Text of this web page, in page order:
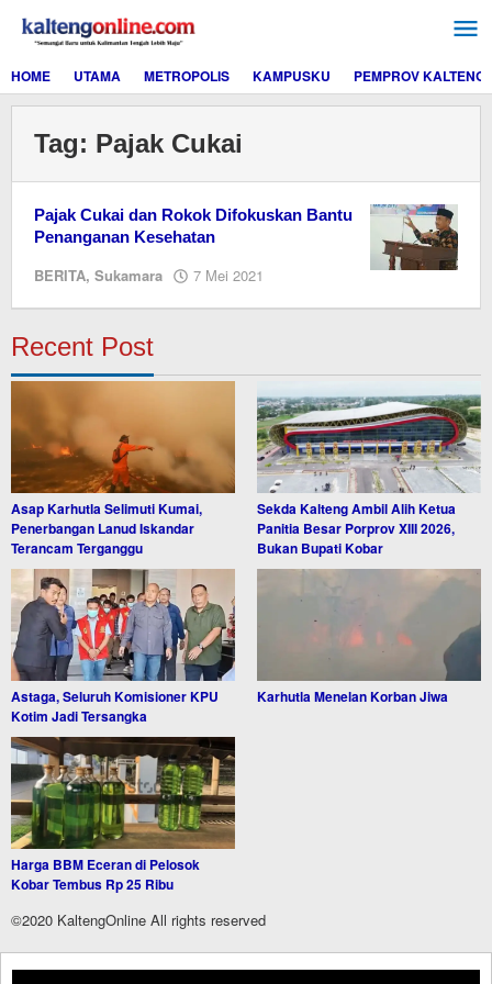
konten
HOME
UTAMA METROPOLIS KAMPUSKU PEMPROV KALTENG
Tag: Pajak Cukai
Pajak Cukai dan Rokok Difokuskan Bantu
Penanganan Kesehatan
BERITA, Sukamara 7 Mei 2021
Recent Post
Asap Karhutla Selimuti Kumai,
Penerbangan Lanud Iskandar
Terancam Terganggu
Sekda Kalteng Ambil Alih Ketua
Panitia Besar Porprov XIII 2026,
Bukan Bupati Kobar
Astaga, Seluruh Komisioner KPU
Kotim Jadi Tersangka
Karhutla Menelan Korban Jiwa
Harga BBM Eceran di Pelosok
Kobar Tembus Rp 25 Ribu
©2020 KaltengOnline All rights reserved